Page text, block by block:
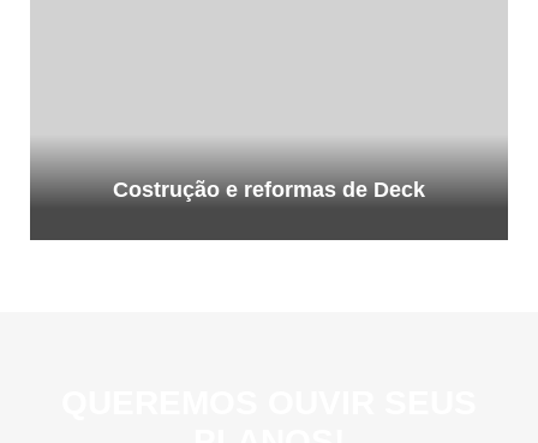
Costrução e reformas de Deck